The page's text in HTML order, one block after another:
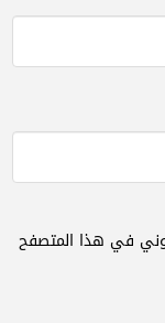
في هذا المتصفح